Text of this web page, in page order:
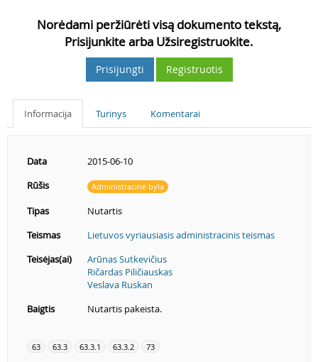
Norėdami peržiūrėti visą dokumento tekstą,
Prisijunkite arba Užsiregistruokite.
Prisijungti Registruotis
Informacija Turinys Komentarai
Data
2015-06-10
Rūšis
Administracinė byla
Tipas
Nutartis
Teismas
Lietuvos vyriausiasis administracinis teismas
Teisėjas(ai)
Arūnas Sutkevičius
Ričardas Piličiauskas
Veslava Ruskan
Baigtis
Nutartis pakeista.
63 63.3 63.3.1 63.3.2 73